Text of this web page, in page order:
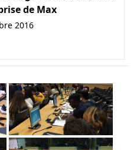
de Max
2016